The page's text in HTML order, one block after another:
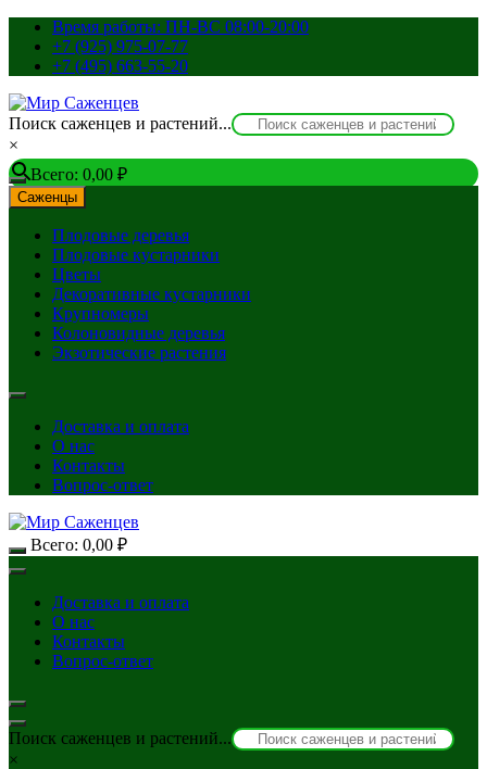
Перейти
содержимому
Время работы: ПН-ВС 08:00-20:00
+7 (925) 975-07-77
+7 (495) 663-55-20
Поиск саженцев и растений...
×
Всего: 0,00 ₽
Саженцы
Плодовые деревья
Плодовые кустарники
Цветы
Декоративные кустарники
Крупномеры
Колоновидные деревья
Экзотические растения
Доставка и оплата
О нас
Контакты
Вопрос-ответ
Всего: 0,00 ₽
Доставка и оплата
О нас
Контакты
Вопрос-ответ
Поиск саженцев и растений...
×